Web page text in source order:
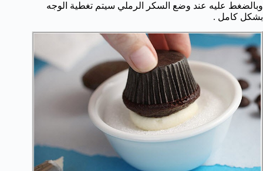
وبالضغط عليه عند وضع السكر الرملي سيتم تغطية الوجه
بشكل كامل .